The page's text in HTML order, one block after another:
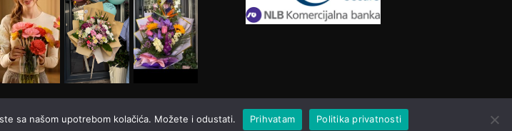
sa našom upotrebom kolačića. Možete i odustati. Prihvatam Politika privatnosti